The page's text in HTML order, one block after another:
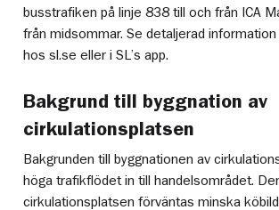
busstrafiken på linje 838 till och från ICA
från midsommar. Se detaljerad
hos sl.se eller i SL’s app.
Bakgrund till byggnation av
cirkulationsplatsen
Bakgrunden till byggnationen av
höga trafikflödet in till handelsområdet.
cirkulationsplatsen förväntas minska